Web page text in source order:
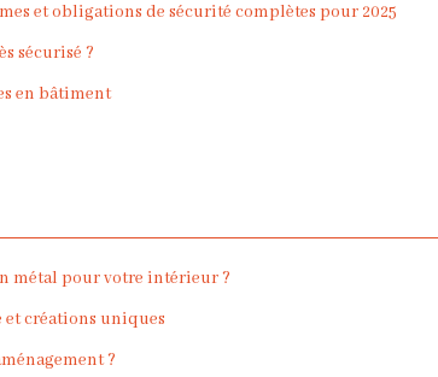
et obligations de sécurité complètes pour 2025
sécurisé ?
en bâtiment
métal pour votre intérieur ?
et créations uniques
?